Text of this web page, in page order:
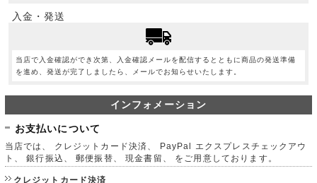
入金・発送
当店で入金確認ができ次第、入金確認メールを配信するとともに商品の発送準備
を進め、発送が完了しましたら、メールでお知らせいたします。
インフォメーション
お支払いについて
当店では、 クレジットカード決済、 PayPal エクスプレスチェックアウ
ト、 銀行振込、 郵便振替、 現金書留、 をご用意しております。
クレジットカード決済